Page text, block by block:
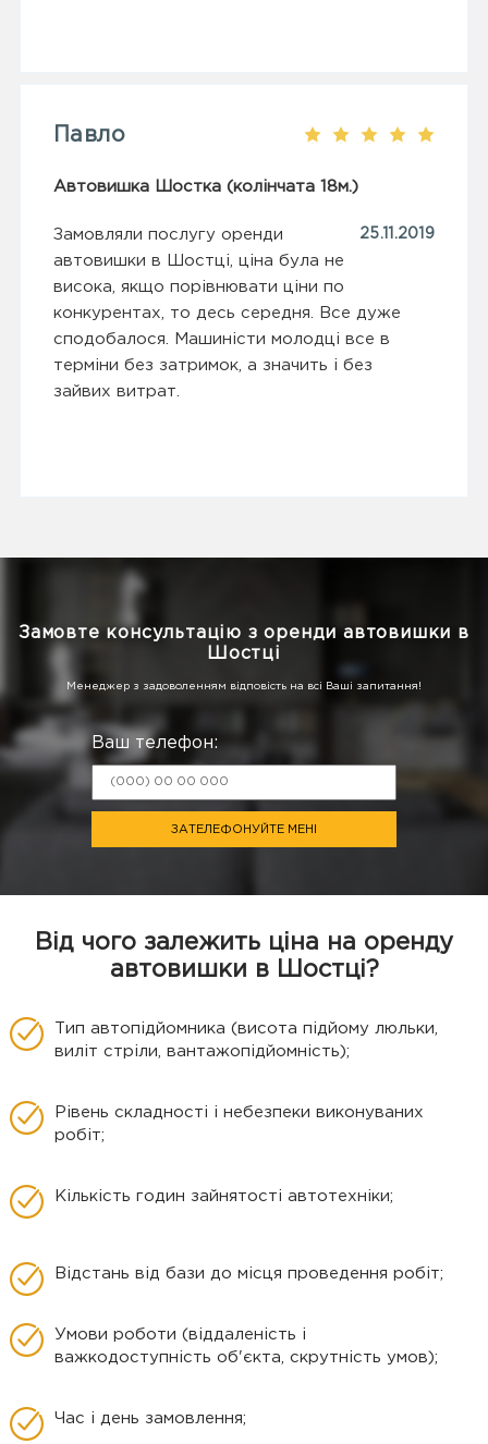
Павло
Автовишка Шостка (колінчата 18м.)
25.11.2019
Замовляли послугу оренди
автовишки в Шостці, ціна була не
висока, якщо порівнювати ціни по
конкурентах, то десь середня. Все дуже
сподобалося. Машиністи молодці все в
терміни без затримок, а значить і без
зайвих витрат.
Замовте консультацію з оренди автовишки в
Шостці
Менеджер з задоволенням відповість на всі Ваші запитання!
Ваш телефон:
ЗАТЕЛЕФОНУЙТЕ МЕНІ
Від чого залежить ціна на оренду
автовишки в Шостці?
Тип автопідйомника (висота підйому люльки,
виліт стріли, вантажопідйомність);
Рівень складності і небезпеки виконуваних
робіт;
Кількість годин зайнятості автотехніки;
Відстань від бази до місця проведення робіт;
Умови роботи (віддаленість і
важкодоступність об'єкта, скрутність умов);
Час і день замовлення;